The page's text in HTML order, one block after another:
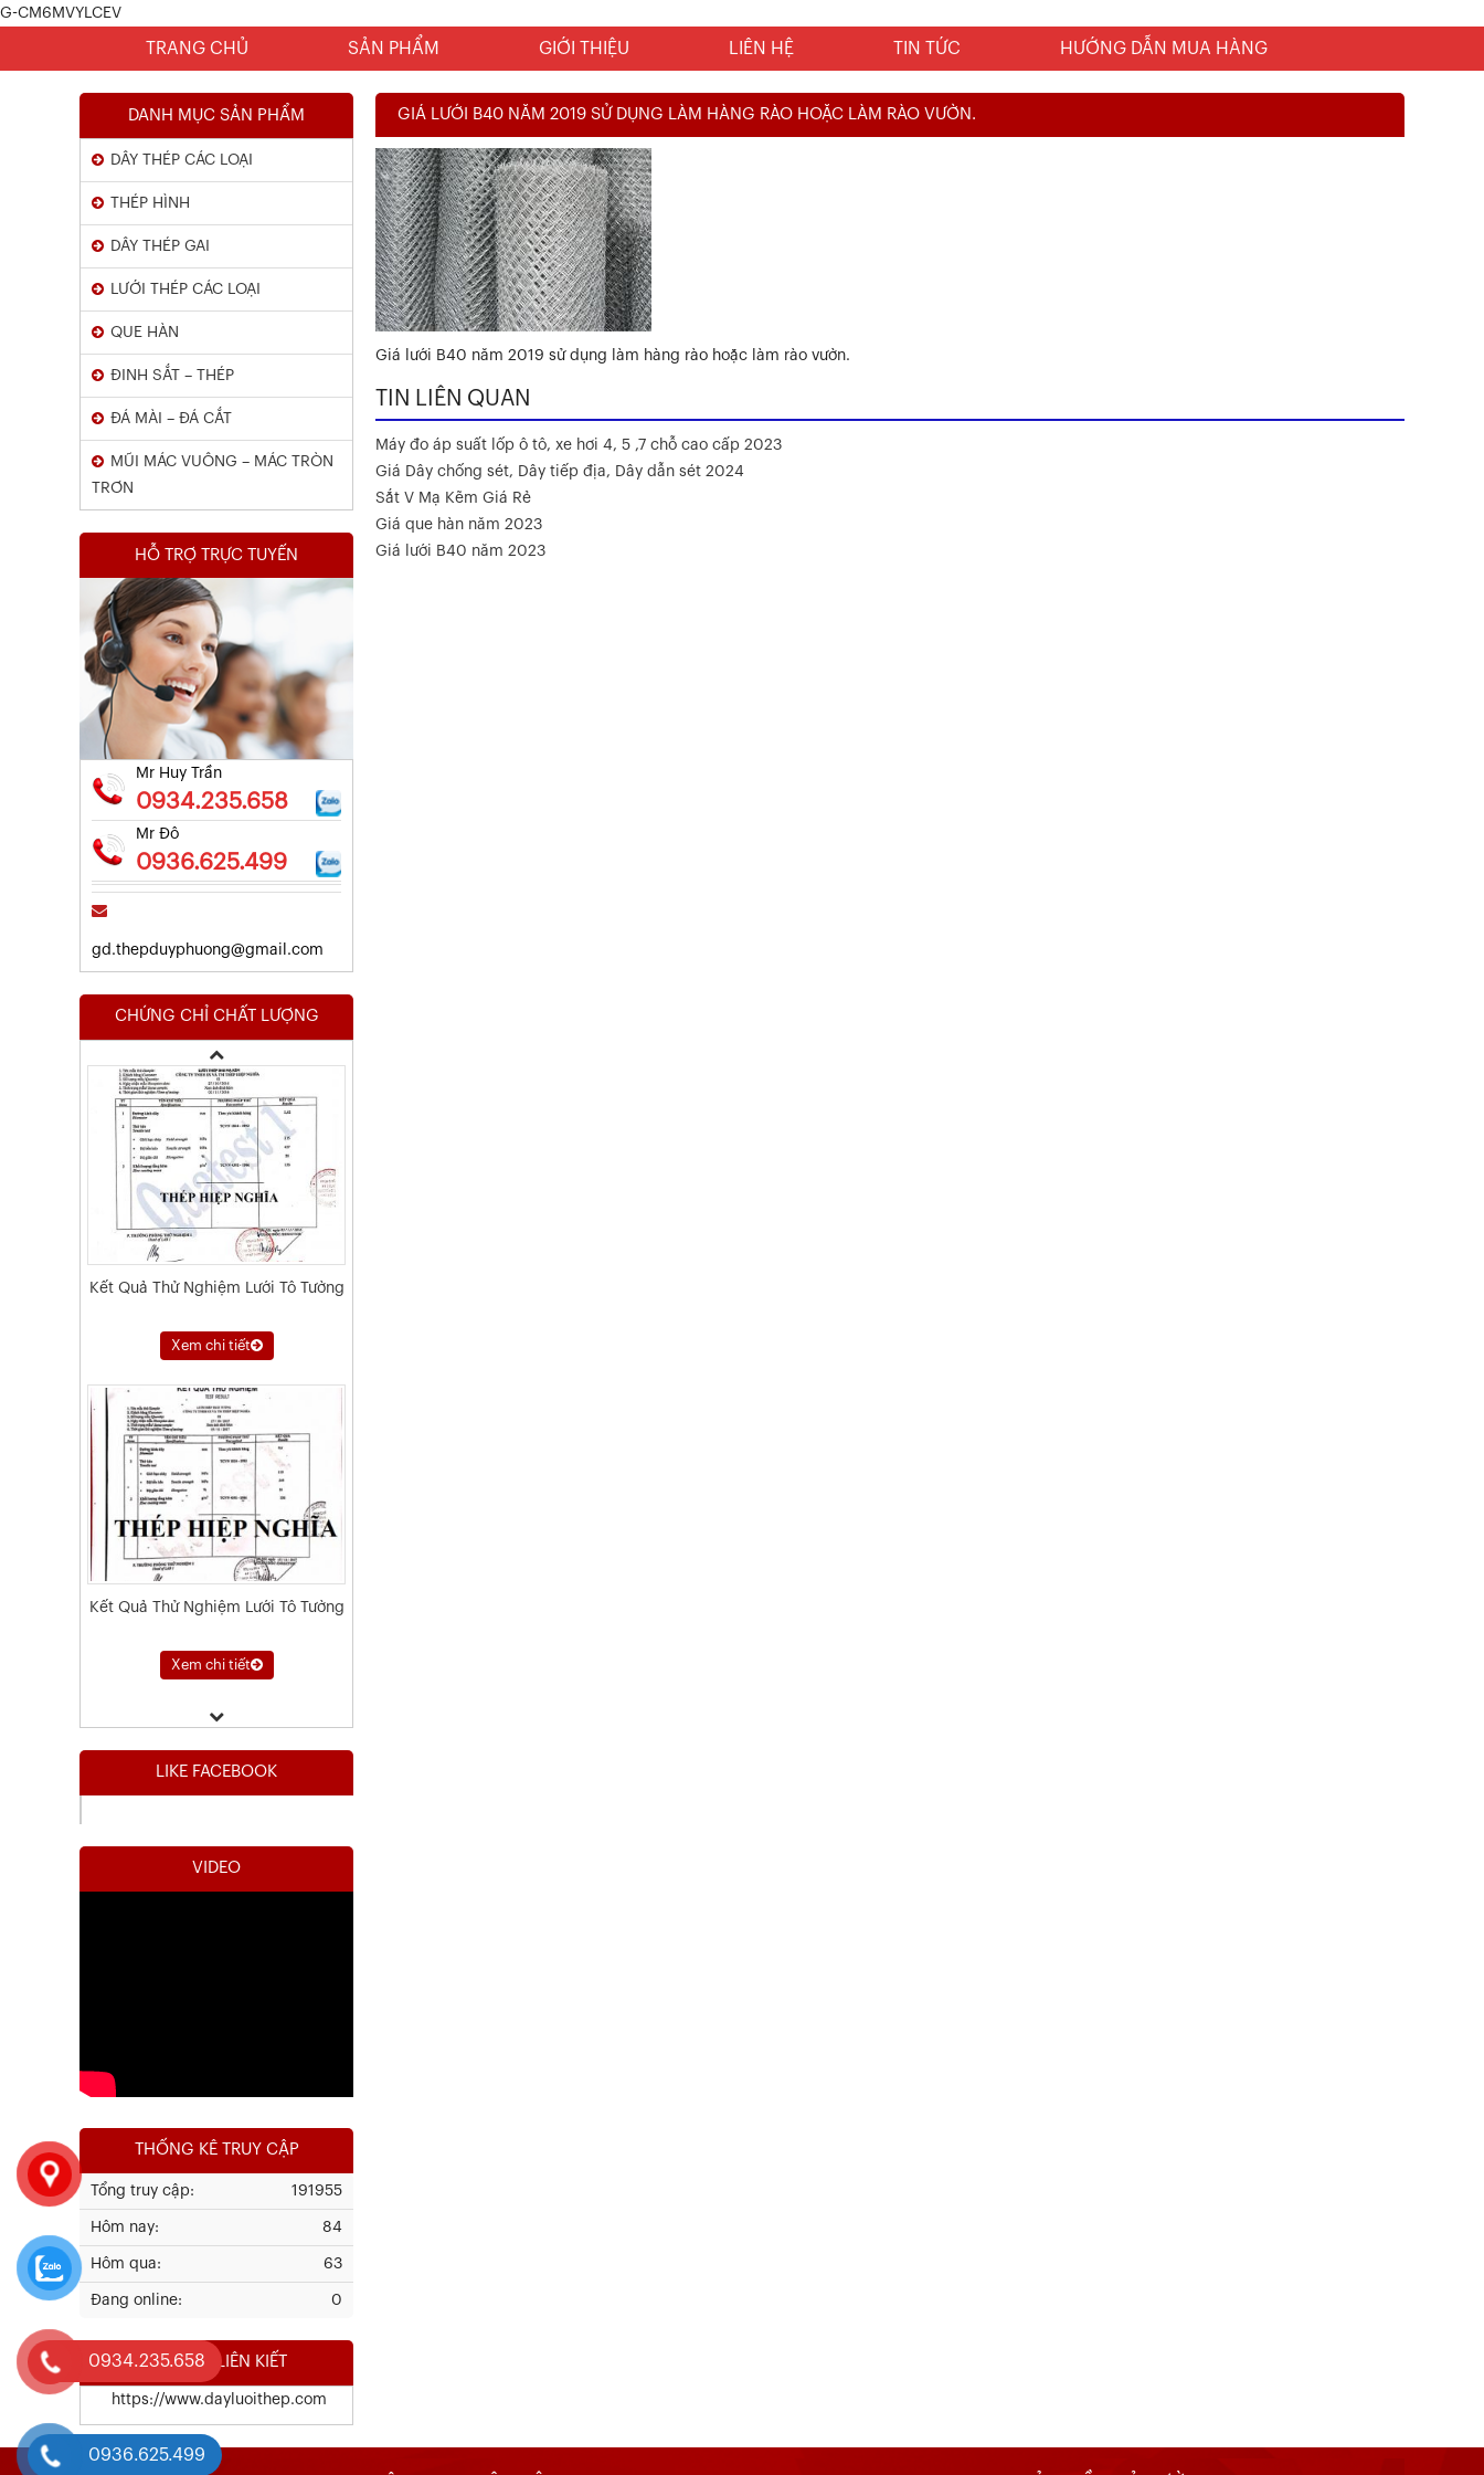
G-CM6MVYLCEV
TRANG CHỦ SẢN PHẨM GIỚI THIỆU LIÊN HỆ TIN TỨC HƯỚNG DẪN MUA HÀNG
GIÁ LƯỚI B40 NĂM 2019 SỬ DỤNG LÀM HÀNG RÀO HOẶC LÀM RÀO VƯỜN.
Giá lưới B40 năm 2019 sử dụng làm hàng rào hoặc làm rào vườn.
TIN LIÊN QUAN
Máy đo áp suất lốp ô tô, xe hơi 4, 5 ,7 chỗ cao cấp 2023
Giá Dây chống sét, Dây tiếp địa, Dây dẫn sét 2024
Sắt V Mạ Kẽm Giá Rẻ
Giá que hàn năm 2023
Giá lưới B40 năm 2023
DANH MỤC SẢN PHẨM
DÂY THÉP CÁC LOẠI
THÉP HÌNH
DÂY THÉP GAI
LƯỚI THÉP CÁC LOẠI
QUE HÀN
ĐINH SẮT – THÉP
ĐÁ MÀI – ĐÁ CẮT
MŨI MÁC VUÔNG – MÁC TRÒN
TRƠN
HỖ TRỢ TRỰC TUYẾN
Mr Huy Trần
0934.235.658
Mr Đô
0936.625.499
gd.thepduyphuong@gmail.com
CHỨNG CHỈ CHẤT LƯỢNG
Kết Quả Thử Nghiệm Lưới Tô Tường
Xem chi tiết
Kết Quả Thử Nghiệm Lưới Tô Tường
Chứng Chỉ Chất Lượng Thép Cây
HÒA PHÁT
Xem chi tiết
Chứng Chỉ Dây Mạ Kẽm Nhúng
Nóng
Kết Quả Thử Nghiệm Lưới Tô Tường
Xem chi tiết
Kết Quả Thử Nghiệm Lưới Tô Tường
Xem chi tiết
LIKE FACEBOOK
VIDEO
THỐNG KÊ TRUY CẬP
191955
Tổng truy cập:
84
Hôm nay:
63
Hôm qua:
0
Đang online:
WEBSITE LIÊN KIẾT
https://www.dayluoithep.com
0934.235.658
0936.625.499